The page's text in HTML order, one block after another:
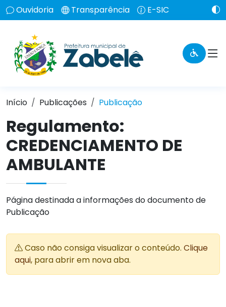
Ouvidoria Transparência E-SIC
Início Publicações Publicação
Regulamento:
CREDENCIAMENTO DE
AMBULANTE
Página destinada a informações do documento de
Publicação
Caso não consiga visualizar o conteúdo. Clique
aqui, para abrir em nova aba.